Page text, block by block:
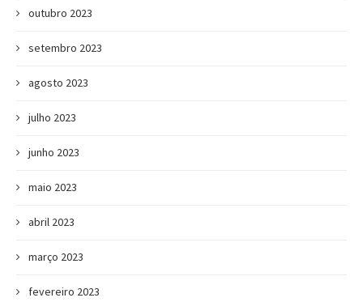
outubro 2023
setembro 2023
agosto 2023
julho 2023
junho 2023
maio 2023
abril 2023
março 2023
fevereiro 2023